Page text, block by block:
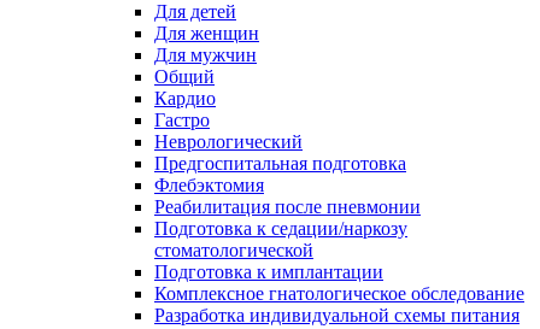
Для детей
Для женщин
Для мужчин
Общий
Кардио
Гастро
Неврологический
Предгоспитальная подготовка
Флебэктомия
Реабилитация после пневмонии
Подготовка к седации/наркозу
стоматологической
Подготовка к имплантации
Комплексное гнатологическое обследование
Разработка индивидуальной схемы питания